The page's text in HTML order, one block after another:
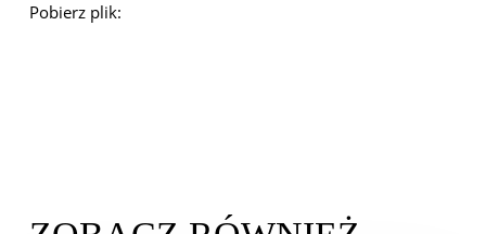
Pobierz plik: